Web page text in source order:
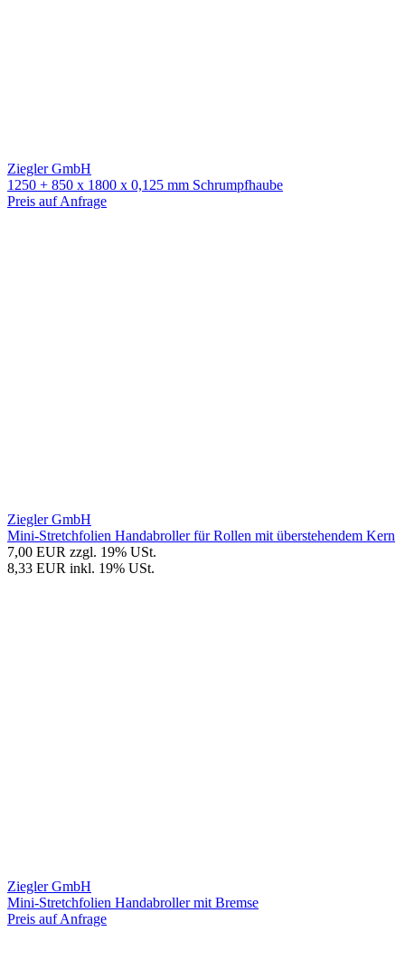
Ziegler GmbH
1250 + 850 x 1800 x 0,125 mm Schrumpfhaube
Preis auf Anfrage
Ziegler GmbH
Mini-Stretchfolien Handabroller für Rollen mit überstehendem Kern
7,00 EUR zzgl. 19% USt.
8,33 EUR inkl. 19% USt.
Ziegler GmbH
Mini-Stretchfolien Handabroller mit Bremse
Preis auf Anfrage